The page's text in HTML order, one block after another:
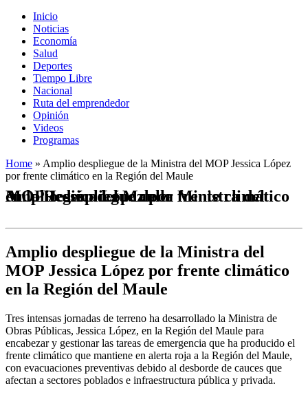
Inicio
Noticias
Economía
Salud
Deportes
Tiempo Libre
Nacional
Ruta del emprendedor
Opinión
Videos
Programas
Home » Amplio despliegue de la Ministra del MOP Jessica López
por frente climático en la Región del Maule
Amplio despliegue de la Ministra del MOP Jessica López por frente climático en la Región del Maule
Amplio despliegue de la Ministra del
MOP Jessica López por frente climático
en la Región del Maule
Tres intensas jornadas de terreno ha desarrollado la Ministra de
Obras Públicas, Jessica López, en la Región del Maule para
encabezar y gestionar las tareas de emergencia que ha producido el
frente climático que mantiene en alerta roja a la Región del Maule,
con evacuaciones preventivas debido al desborde de cauces que
afectan a sectores poblados e infraestructura pública y privada.